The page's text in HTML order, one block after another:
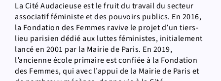
La Cité Audacieuse est le fruit du travail du secteur
associatif féministe et des pouvoirs publics. En 2016,
la Fondation des Femmes ravive le projet d’un tiers-
lieu parisien dédié aux luttes féministes, initialement
lancé en 2001 par la Mairie de Paris. En 2019,
l’ancienne école primaire est confiée à la Fondation
des Femmes, qui avec l’appui de la Mairie de Paris et